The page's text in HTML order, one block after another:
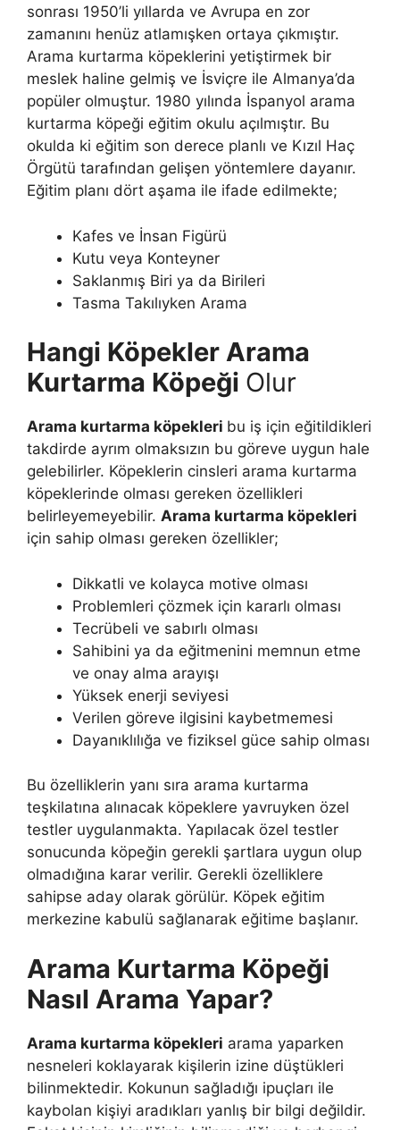
sonrası 1950’li yıllarda ve Avrupa en zor
zamanını henüz atlamışken ortaya çıkmıştır.
Arama kurtarma köpeklerini yetiştirmek bir
meslek haline gelmiş ve İsviçre ile Almanya’da
popüler olmuştur. 1980 yılında İspanyol arama
kurtarma köpeği eğitim okulu açılmıştır. Bu
okulda ki eğitim son derece planlı ve Kızıl Haç
Örgütü tarafından gelişen yöntemlere dayanır.
Eğitim planı dört aşama ile ifade edilmekte;
Kafes ve İnsan Figürü
Kutu veya Konteyner
Saklanmış Biri ya da Birileri
Tasma Takılıyken Arama
Hangi Köpekler Arama
Kurtarma Köpeği Olur
Arama kurtarma köpekleri bu iş için eğitildikleri
takdirde ayrım olmaksızın bu göreve uygun hale
gelebilirler. Köpeklerin cinsleri arama kurtarma
köpeklerinde olması gereken özellikleri
belirleyemeyebilir. Arama kurtarma köpekleri
için sahip olması gereken özellikler;
Dikkatli ve kolayca motive olması
Problemleri çözmek için kararlı olması
Tecrübeli ve sabırlı olması
Sahibini ya da eğitmenini memnun etme
ve onay alma arayışı
Yüksek enerji seviyesi
Verilen göreve ilgisini kaybetmemesi
Dayanıklılığa ve fiziksel güce sahip olması
Bu özelliklerin yanı sıra arama kurtarma
teşkilatına alınacak köpeklere yavruyken özel
testler uygulanmakta. Yapılacak özel testler
sonucunda köpeğin gerekli şartlara uygun olup
olmadığına karar verilir. Gerekli özelliklere
sahipse aday olarak görülür. Köpek eğitim
merkezine kabulü sağlanarak eğitime başlanır.
Arama Kurtarma Köpeği
Nasıl Arama Yapar?
Arama kurtarma köpekleri arama yaparken
nesneleri koklayarak kişilerin izine düştükleri
bilinmektedir. Kokunun sağladığı ipuçları ile
kaybolan kişiyi aradıkları yanlış bir bilgi değildir.